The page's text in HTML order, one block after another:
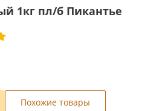
1кг пл/б Пикантье
Похожие товары